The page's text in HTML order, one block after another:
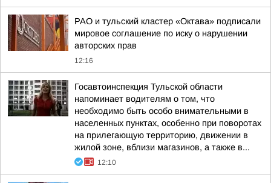
РАО и тульский кластер «Октава» подписали
мировое соглашение по иску о нарушении
авторских прав
12:16
Госавтоинспекция Тульской области
напоминает водителям о том, что
необходимо быть особо внимательными в
населенных пунктах, особенно при поворотах
на прилегающую территорию, движении в
жилой зоне, вблизи магазинов, а также в...
12:10